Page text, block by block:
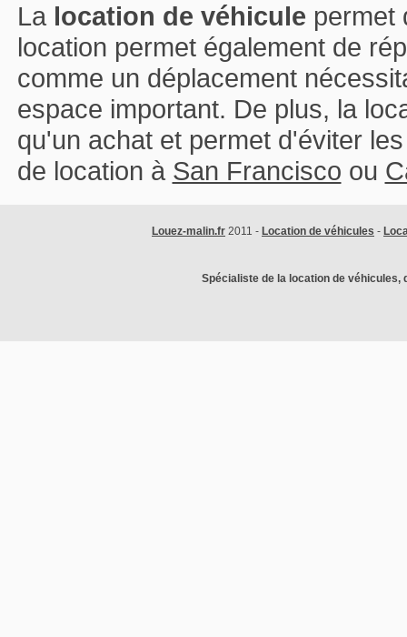
Lalocation de véhicule permet
location permet également de
comme un déplacement
espace important. De plus, la
qu'un achat et permet d'éviter
de location à San Francisco ou
Louez-malin.fr 2011 - Location de véhicules -
Spécialiste de la location de véhicules,